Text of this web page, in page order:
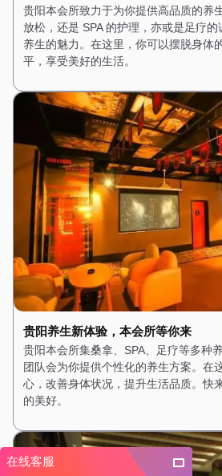
在线客服
贵阳本会所致力于为你提供高品质的养
放松，还是 SPA 的护理，亦或是足疗
养生的魅力。在这里，你可以摆脱身体
平，享受美好的生活。
贵阳养生新体验，本会所等你来
贵阳本会所集桑拿、SPA、足疗等多种
团队会为你提供个性化的养生方案。在
心，改善身体状况，提升生活品质。快
的美好。